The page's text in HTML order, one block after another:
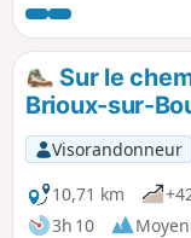
La seconde partie
blancs, plus
randonnée, vous
Béronne, deux
au parcours. Vous
du patrimoine local,
d’autres ouvrages
rurale de la
et patrimoine,
Sur le
Brioux-sur-
Visorandonneur
10,71 km
3h 10